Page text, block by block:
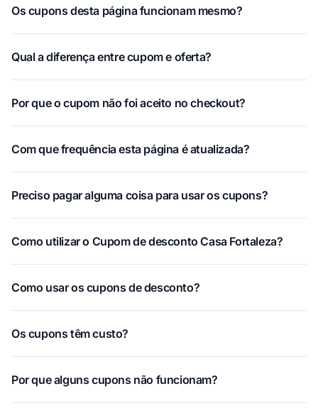
Os cupons desta página funcionam mesmo?
Qual a diferença entre cupom e oferta?
Por que o cupom não foi aceito no checkout?
Com que frequência esta página é atualizada?
Preciso pagar alguma coisa para usar os cupons?
Como utilizar o Cupom de desconto Casa Fortaleza?
Como usar os cupons de desconto?
Os cupons têm custo?
Por que alguns cupons não funcionam?